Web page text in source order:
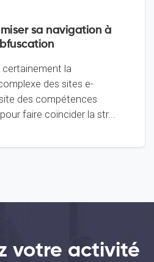
sa navigation à
certainement la
des sites e-
des compétences
faire coïncider la str...
votre activité